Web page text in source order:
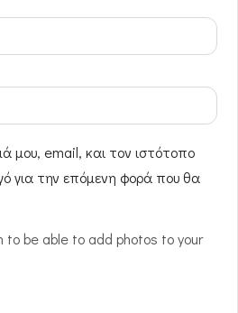
μου, email, και τον ιστότοπο
για την επόμενη φορά που θα
to be able to add photos to your